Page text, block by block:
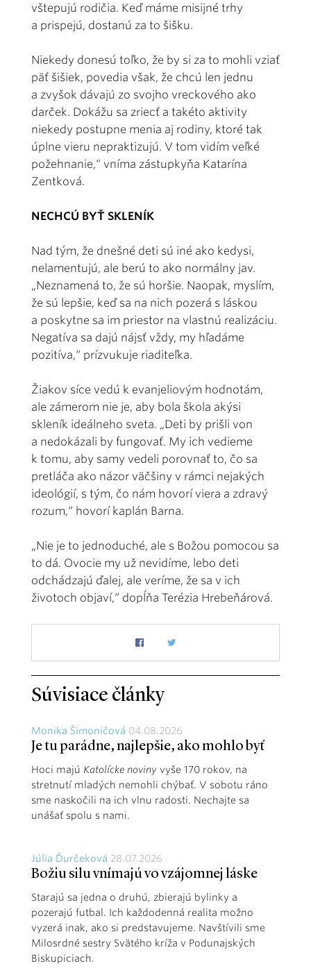
vštepujú rodičia. Keď máme misijné trhy
a prispejú, dostanú za to šišku.
Niekedy donesú toľko, že by si za to mohli vziať
päť šišiek, povedia však, že chcú len jednu
a zvyšok dávajú zo svojho vreckového ako
darček. Dokážu sa zriecť a takéto aktivity
niekedy postupne menia aj rodiny, ktoré tak
úplne vieru nepraktizujú. V tom vidím veľké
požehnanie,“ vníma zástupkyňa Katarína
Zentková.
NECHCÚ BYŤ SKLENÍK
Nad tým, že dnešné deti sú iné ako kedysi,
nelamentujú, ale berú to ako normálny jav.
„Neznamená to, že sú horšie. Naopak, myslím,
že sú lepšie, keď sa na nich pozerá s láskou
a poskytne sa im priestor na vlastnú realizáciu.
Negatíva sa dajú nájsť vždy, my hľadáme
pozitíva,“ prízvukuje riaditeľka.
Žiakov síce vedú k evanjeliovým hodnotám,
ale zámerom nie je, aby bola škola akýsi
skleník ideálneho sveta. „Deti by prišli von
a nedokázali by fungovať. My ich vedieme
k tomu, aby samy vedeli porovnať to, čo sa
pretláča ako názor väčšiny v rámci nejakých
ideológií, s tým, čo nám hovorí viera a zdravý
rozum,“ hovorí kaplán Barna.
„Nie je to jednoduché, ale s Božou pomocou sa
to dá. Ovocie my už nevidíme, lebo deti
odchádzajú ďalej, ale veríme, že sa v ich
životoch objaví,“ dopĺňa Terézia Hrebeňárová.
Súvisiace články
Monika Šimoničová 04.08.2026
Je tu parádne, najlepšie, ako mohlo byť
Hoci majú Katolícke noviny vyše 170 rokov, na
stretnutí mladých nemohli chýbať. V sobotu ráno
sme naskočili na ich vlnu radosti. Nechajte sa
unášať spolu s nami.
Júlia Ďurčeková 28.07.2026
Božiu silu vnímajú vo vzájomnej láske
Starajú sa jedna o druhú, zbierajú bylinky a
pozerajú futbal. Ich každodenná realita možno
vyzerá inak, ako si predstavujeme. Navštívili sme
Milosrdné sestry Svätého kríža v Podunajských
Biskupiciach.